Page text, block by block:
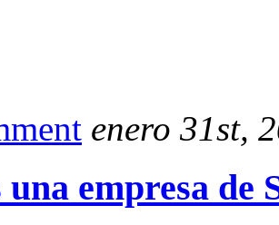
enero 31st,
una empresa de